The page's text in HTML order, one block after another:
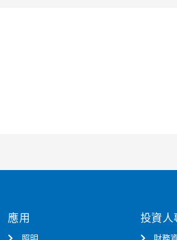
應用 投資人